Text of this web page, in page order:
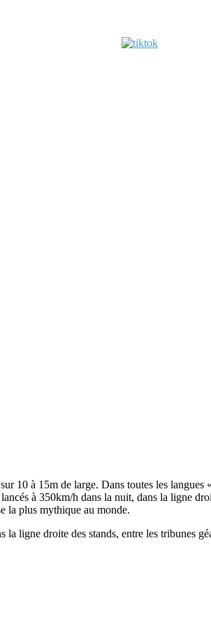
10 à 15m de large. Dans toutes les langues
à 350km/h dans la nuit, dans la ligne
la plus mythique au monde.
ligne droite des stands, entre les tribunes